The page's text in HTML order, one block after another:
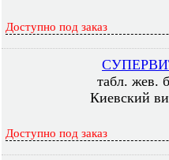
Доступно под заказ
табл. жев.
Киевский
Доступно под заказ